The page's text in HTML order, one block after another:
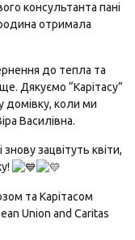
консультанта пані
отримала
до тепла та
Дякуємо “Карітасу”
домівку, коли ми
Василівна.
зацвітуть квіти,
та Карітасом
Union and Caritas